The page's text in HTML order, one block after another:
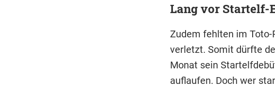
Lang vor Startelf-
Zudem fehlten im Toto-
verletzt. Somit dürfte
Monat sein
auflaufen. Doch wer